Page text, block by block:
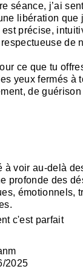
séance, j’ai
libération que
précise,
de
ce que tu
yeux fermés à
de
à voir au-delà
profonde des
émotionnels,
c'est parfait
2025